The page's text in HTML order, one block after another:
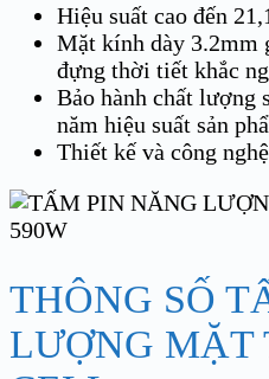
Hiệu suất cao đến
Mặt kính dày 3.2mm
đựng thời tiết khắc
Bảo hành chất lượng
năm hiệu suất sản
Thiết kế và công
THÔNG SỐ
LƯỢNG MẶT